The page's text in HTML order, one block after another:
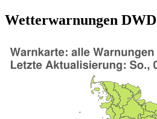
Wetterwarnungen DWD